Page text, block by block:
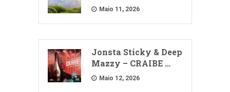
Maio 11, 2026
Jonsta Sticky & Deep
Mazzy – CRAIBE …
Maio 12, 2026